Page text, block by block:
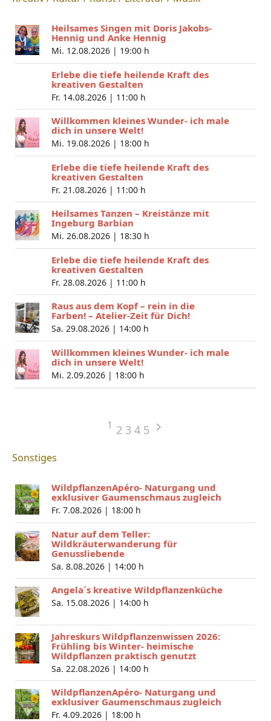
Heilsames Singen mit Doris Jakobs-
Hennig und Anke Hennig
Mi. 12.08.2026 | 19:00 h
Erlebe die tiefe heilende Kraft des
kreativen Gestalten
Fr. 14.08.2026 | 11:00 h
Willkommen kleines Wunder- ich male
dich in unsere Welt!
Mi. 19.08.2026 | 18:00 h
Erlebe die tiefe heilende Kraft des
kreativen Gestalten
Fr. 21.08.2026 | 11:00 h
Heilsames Tanzen – Kreistänze mit
Ingeburg Barbian
Mi. 26.08.2026 | 18:30 h
Erlebe die tiefe heilende Kraft des
kreativen Gestalten
Fr. 28.08.2026 | 11:00 h
Raus aus dem Kopf – rein in die
Farben! – Atelier-Zeit für Dich!
Sa. 29.08.2026 | 14:00 h
Willkommen kleines Wunder- ich male
dich in unsere Welt!
Mi. 2.09.2026 | 18:00 h
1 2 3 4 5
Sonstiges
WildpflanzenApéro- Naturgang und
exklusiver Gaumenschmaus zugleich
Fr. 7.08.2026 | 18:00 h
Natur auf dem Teller:
Wildkräuterwanderung für
Genussliebende
Sa. 8.08.2026 | 14:00 h
Angela´s kreative Wildpflanzenküche
Sa. 15.08.2026 | 14:00 h
Jahreskurs Wildpflanzenwissen 2026:
Frühling bis Winter- heimische
Wildpflanzen praktisch genutzt
Sa. 22.08.2026 | 14:00 h
WildpflanzenApéro- Naturgang und
exklusiver Gaumenschmaus zugleich
Fr. 4.09.2026 | 18:00 h